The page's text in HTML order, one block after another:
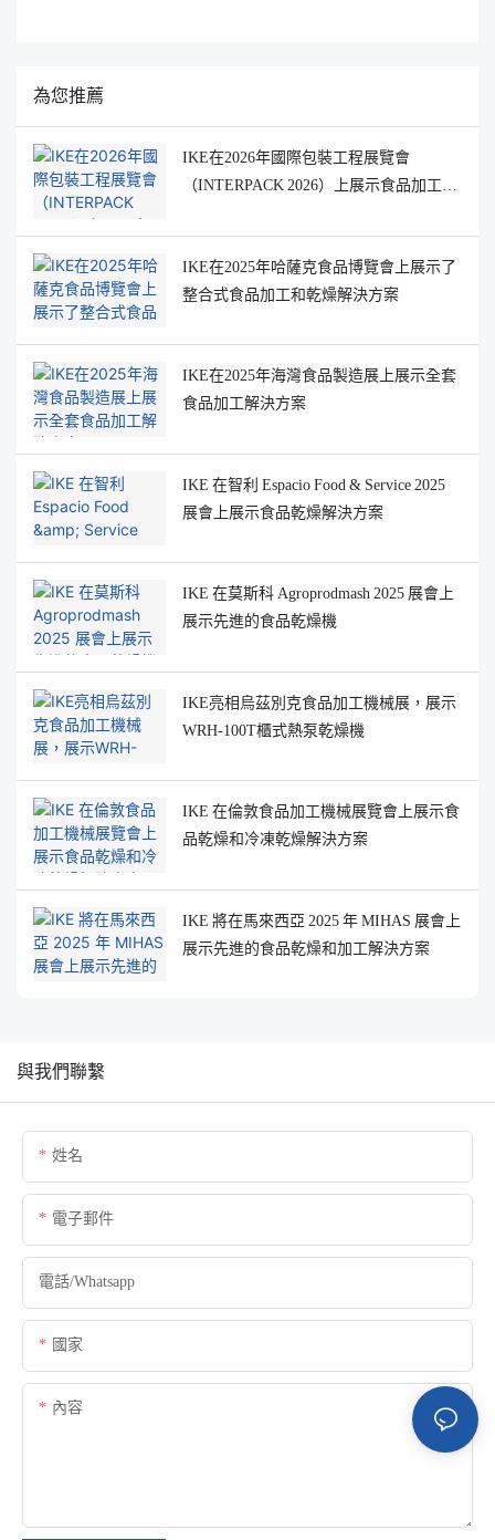
為您推薦
IKE在2026年國際包裝工程展覽會
（INTERPACK 2026）上展示食品加工和
IKE在2025年哈薩克食品博覽會上展示了
整合式食品加工和乾燥解決方案
IKE在2025年海灣食品製造展上展示全套
食品加工解決方案
IKE 在智利 Espacio Food & Service 2025
展會上展示食品乾燥解決方案
IKE 在莫斯科 Agroprodmash 2025 展會上
展示先進的食品乾燥機
IKE亮相烏茲別克食品加工機械展，展示
WRH-100T櫃式熱泵乾燥機
IKE 在倫敦食品加工機械展覽會上展示食
品乾燥和冷凍乾燥解決方案
IKE 將在馬來西亞 2025 年 MIHAS 展會上
展示先進的食品乾燥和加工解決方案
與我們聯繫
姓名
電子郵件
電話/whatsapp
國家
內容